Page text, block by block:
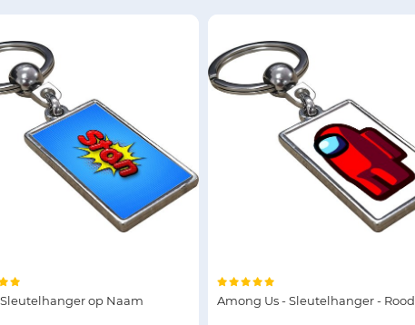
op Naam Among Us - Sleutelhanger - Rood